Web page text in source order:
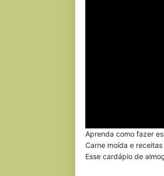
Aprenda como fazer
Carne moída e
Esse cardápio de